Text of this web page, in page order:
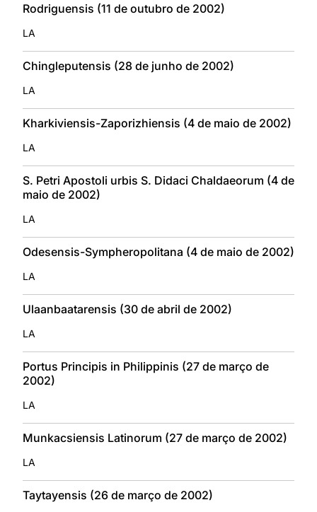
Rodriguensis (11 de outubro de 2002)
LA
Chingleputensis (28 de junho de 2002)
LA
Kharkiviensis-Zaporizhiensis (4 de maio de 2002)
LA
S. Petri Apostoli urbis S. Didaci Chaldaeorum (4 de
maio de 2002)
LA
Odesensis-Sympheropolitana (4 de maio de 2002)
LA
Ulaanbaatarensis (30 de abril de 2002)
LA
Portus Principis in Philippinis (27 de março de
2002)
LA
Munkacsiensis Latinorum (27 de março de 2002)
LA
Taytayensis (26 de março de 2002)